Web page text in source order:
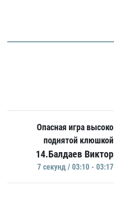
Опасная игра высоко
поднятой клюшкой
14.Балдаев Виктор
7 секунд / 03:10 - 03:17